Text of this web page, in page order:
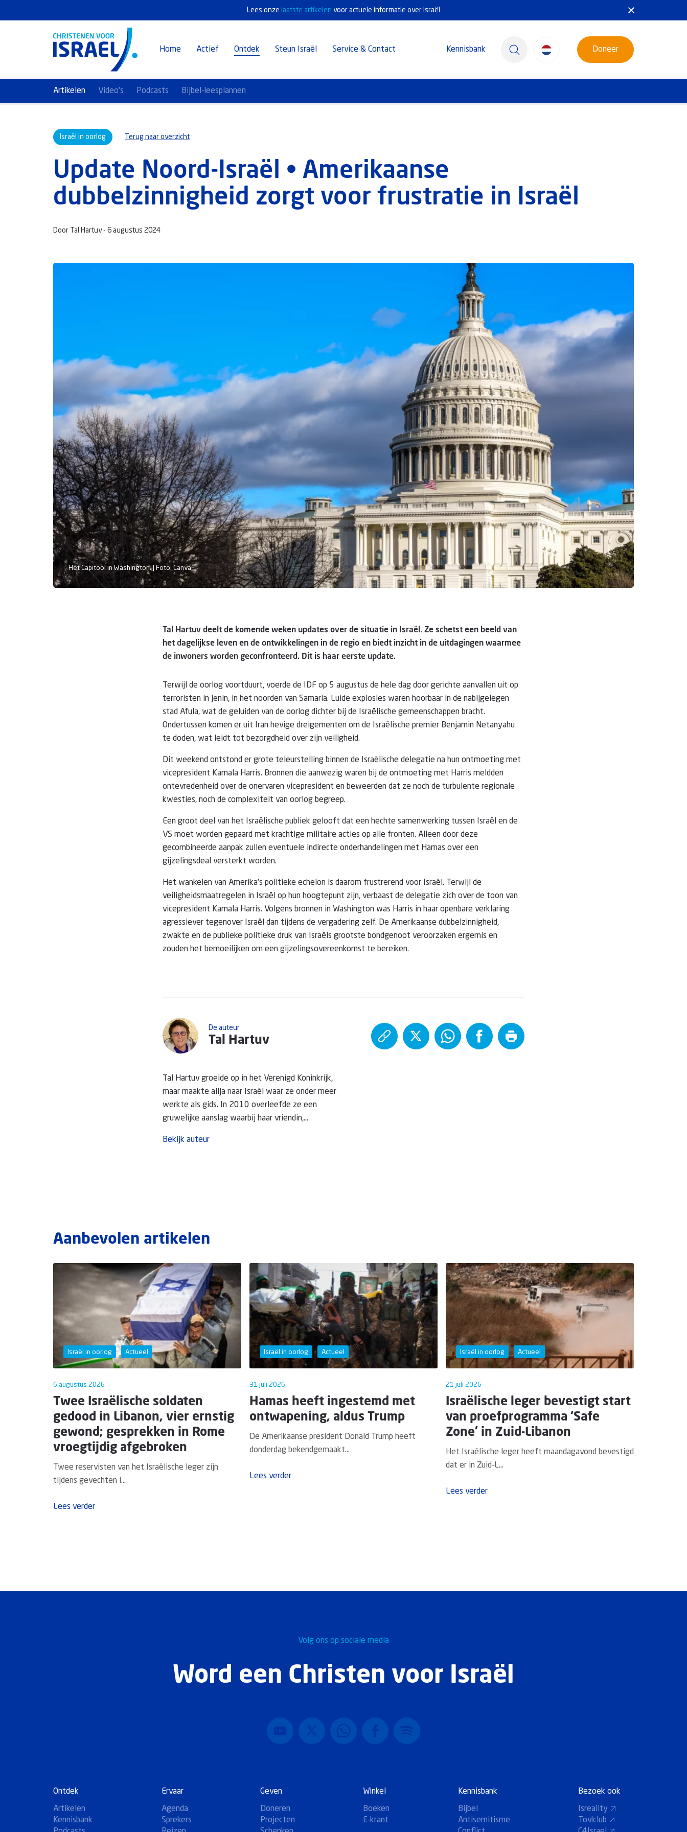
Lees onze laatste artikelen voor actuele informatie over Israël
Home Actief Ontdek Steun Israël Service & Contact Kennisbank Doneer
Artikelen Video's Podcasts Bijbel-leesplannen
Israël in oorlog Terug naar overzicht
Update Noord-Israël • Amerikaanse
dubbelzinnigheid zorgt voor frustratie in Israël
Door Tal Hartuv - 6 augustus 2024
Het Capitool in Washington. | Foto: Canva
Tal Hartuv deelt de komende weken updates over de situatie in Israël. Ze schetst een beeld van
het dagelijkse leven en de ontwikkelingen in de regio en biedt inzicht in de uitdagingen waarmee
de inwoners worden geconfronteerd. Dit is haar eerste update.
Terwijl de oorlog voortduurt, voerde de IDF op 5 augustus de hele dag door gerichte aanvallen uit op
terroristen in Jenin, in het noorden van Samaria. Luide explosies waren hoorbaar in de nabijgelegen
stad Afula, wat de geluiden van de oorlog dichter bij de Israëlische gemeenschappen bracht.
Ondertussen komen er uit Iran hevige dreigementen om de Israëlische premier Benjamin Netanyahu
te doden, wat leidt tot bezorgdheid over zijn veiligheid.
Dit weekend ontstond er grote teleurstelling binnen de Israëlische delegatie na hun ontmoeting met
vicepresident Kamala Harris. Bronnen die aanwezig waren bij de ontmoeting met Harris meldden
ontevredenheid over de onervaren vicepresident en beweerden dat ze noch de turbulente regionale
kwesties, noch de complexiteit van oorlog begreep.
Een groot deel van het Israëlische publiek gelooft dat een hechte samenwerking tussen Israël en de
VS moet worden gepaard met krachtige militaire acties op alle fronten. Alleen door deze
gecombineerde aanpak zullen eventuele indirecte onderhandelingen met Hamas over een
gijzelingsdeal versterkt worden.
Het wankelen van Amerika's politieke echelon is daarom frustrerend voor Israël. Terwijl de
veiligheidsmaatregelen in Israël op hun hoogtepunt zijn, verbaast de delegatie zich over de toon van
vicepresident Kamala Harris. Volgens bronnen in Washington was Harris in haar openbare verklaring
agressiever tegenover Israël dan tijdens de vergadering zelf. De Amerikaanse dubbelzinnigheid,
zwakte en de publieke politieke druk van Israëls grootste bondgenoot veroorzaken ergernis en
zouden het bemoeilijken om een gijzelingsovereenkomst te bereiken.
De auteur
Tal Hartuv
Tal Hartuv groeide op in het Verenigd Koninkrijk,
maar maakte alija naar Israël waar ze onder meer
werkte als gids. In 2010 overleefde ze een
gruwelijke aanslag waarbij haar vriendin,...
Bekijk auteur
Aanbevolen artikelen
Israël in oorlog Actueel
6 augustus 2026
Twee Israëlische soldaten
gedood in Libanon, vier ernstig
gewond; gesprekken in Rome
vroegtijdig afgebroken
Twee reservisten van het Israëlische leger zijn
tijdens gevechten i...
Lees verder
Israël in oorlog Actueel
31 juli 2026
Hamas heeft ingestemd met
ontwapening, aldus Trump
De Amerikaanse president Donald Trump heeft
donderdag bekendgemaakt...
Lees verder
Israël in oorlog Actueel
21 juli 2026
Israëlische leger bevestigt start
van proefprogramma ‘Safe
Zone’ in Zuid-Libanon
Het Israëlische leger heeft maandagavond bevestigd
dat er in Zuid-L...
Lees verder
Volg ons op sociale media
Word een Christen voor Israël
Ontdek
Artikelen
Kennisbank
Ervaar
Agenda
Sprekers
Geven
Doneren
Projecten
Winkel
Boeken
E-krant
Kennisbank
Bijbel
Antisemitisme
Bezoek ook
Isreality
Tov!club